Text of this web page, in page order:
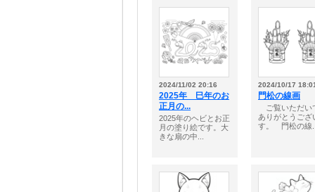
2024/11/02 20:16
2025年 巳年のお
正月の...
2025年のヘビとお正
月の塗り絵です。大
きな扇の中...
2024/10/17
門松の線画
ご覧いただい
ありがとうござ
す。 門松の線